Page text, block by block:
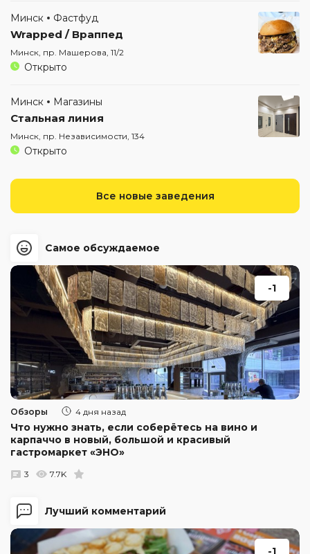
Минск Фастфуд
Wrapped / Враппед
Минск, пр. Машерова, 11/2
Открыто
Минск Магазины
Стальная линия
Минск, пр. Независимости, 134
Открыто
Все новые заведения
Лучший комментарий
-1
Самое обсуждаемое
-1
Обзоры 4 дня назад
Что нужно знать, если соберётесь на вино и
карпаччо в новый, большой и красивый
гастромаркет «ЭНО»
3 7.7K